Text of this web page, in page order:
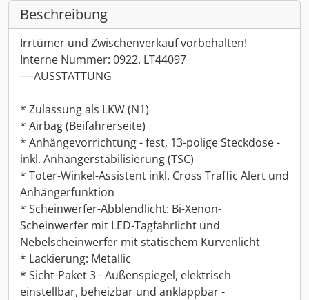
Beschreibung
Irrtümer und Zwischenverkauf vorbehalten!
Interne Nummer: 0922. LT44097
----AUSSTATTUNG
* Zulassung als LKW (N1)
* Airbag (Beifahrerseite)
* Anhängevorrichtung - fest, 13-polige Steckdose -
inkl. Anhängerstabilisierung (TSC)
* Toter-Winkel-Assistent inkl. Cross Traffic Alert und
Anhängerfunktion
* Scheinwerfer-Abblendlicht: Bi-Xenon-
Scheinwerfer mit LED-Tagfahrlicht und
Nebelscheinwerfer mit statischem Kurvenlicht
* Lackierung: Metallic
* Sicht-Paket 3 - Außenspiegel, elektrisch
einstellbar, beheizbar und anklappbar -